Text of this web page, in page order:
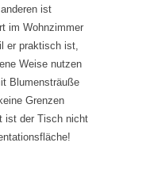
ist
im Wohnzimmer
er praktisch ist,
Weise nutzen
Blumensträuße
Grenzen
ist der Tisch nicht